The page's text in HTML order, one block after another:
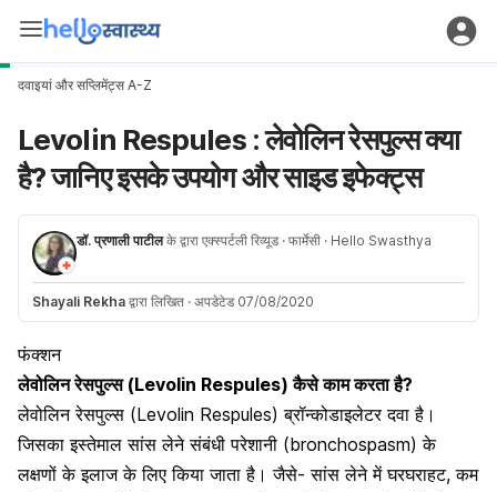
दवाइयां और सप्लिमेंट्स A-Z
Levolin Respules : लेवोलिन रेसपुल्स क्या
है? जानिए इसके उपयोग और साइड इफेक्ट्स
डॉ. प्रणाली पाटीलके द्वारा एक्स्पर्टली रिव्यूड · फार्मेसी · Hello Swasthya
Shayali Rekha द्वारा लिखित · अपडेटेड 07/08/2020
फंक्शन
लेवोलिन रेसपुल्स (Levolin Respules) कैसे काम करता है?
लेवोलिन रेसपुल्स (Levolin Respules) ब्रॉन्कोडाइलेटर दवा है।
जिसका इस्तेमाल सांस लेने संबंधी परेशानी (bronchospasm) के
लक्षणों के इलाज के लिए किया जाता है। जैसे- सांस लेने में घरघराहट, कम